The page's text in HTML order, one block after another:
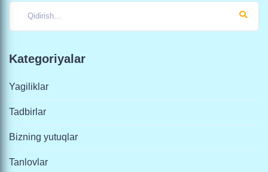
Kategoriyalar
Yagiliklar
Tadbirlar
Bizning yutuqlar
Tanlovlar